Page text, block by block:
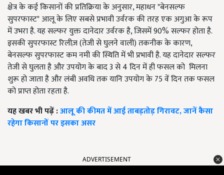
क्षेत्र के कई किसानों की प्रतिक्रिया के अनुसार,महाधन"बेनसल्फ
सुपरफास्ट"आलू के लिए सबसे प्रभावी उर्वरक की तरह एक अगुआ के रूप
में उभरा है. यह सल्फर युक्त दानेदार उर्वरक है,जिसमें90%सल्फर होता है.
इसकी सुपरफास्ट रिलीज़(तेजी से घुलने वाली)तकनीक के कारण,
बेनसल्फ सुपरफास्ट कम नमी की स्थिति में भी प्रभावी है. यह दानेदार सल्फर
तेजी से घुलता है और उपयोग के बाद3से4दिन में ही फसल को मिलना
शुरू हो जाता है और लंबी अवधि तक यानि उपयोग के75वें दिन तक फसल
को प्राप्त होता रहता है.
यह खबर भी पढ़ें :आलू की कीमत में आई ताबड़तोड़ गिरावट, जानें कैसा
रहेगा किसानों पर इसका असर
ADVERTISEMENT